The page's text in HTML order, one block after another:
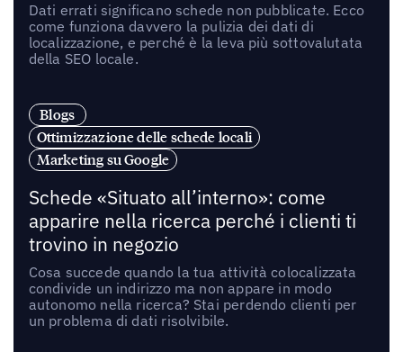
Dati errati significano schede non pubblicate. Ecco
come funziona davvero la pulizia dei dati di
localizzazione, e perché è la leva più sottovalutata
della SEO locale.
Blogs
Ottimizzazione delle schede locali
Marketing su Google
Schede «Situato all’interno»: come
apparire nella ricerca perché i clienti ti
trovino in negozio
Cosa succede quando la tua attività colocalizzata
condivide un indirizzo ma non appare in modo
autonomo nella ricerca? Stai perdendo clienti per
un problema di dati risolvibile.